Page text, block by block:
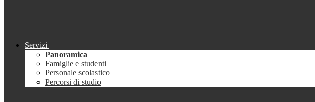
Servizi
Panoramica
Famiglie e studenti
Personale scolastico
Percorsi di studio